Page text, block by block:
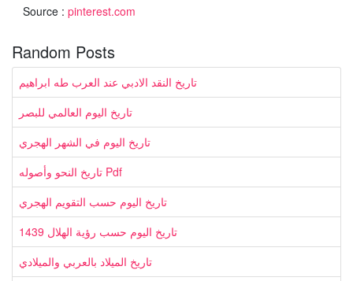
Source : pinterest.com
Random Posts
تاريخ النقد الادبي عند العرب طه ابراهيم
تاريخ اليوم العالمي للبصر
تاريخ اليوم في الشهر الهجري
تاريخ النحو وأصوله Pdf
تاريخ اليوم حسب التقويم الهجري
تاريخ اليوم حسب رؤية الهلال 1439
تاريخ الميلاد بالعربي والميلادي